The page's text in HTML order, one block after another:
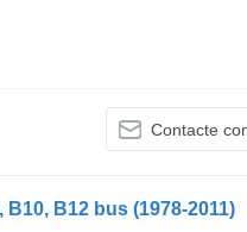
Contacte
B12 bus (1978-2011)